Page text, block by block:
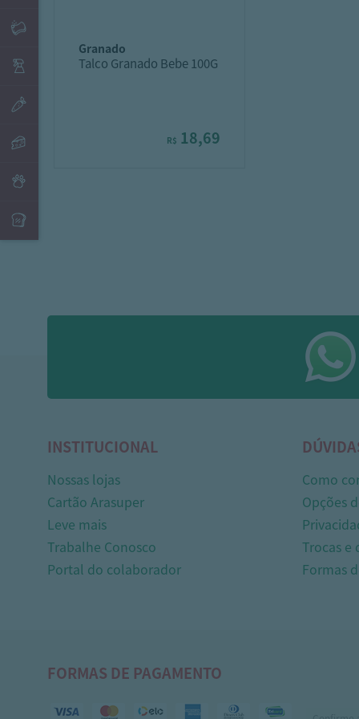
granado
Talco Granado Bebe 100G
R$ 18,69
INSTITUCIONAL
Nossas lojas
Cartão Arasuper
Leve mais
Trabalhe Conosco
Portal do colaborador
Como
Opções
Trocas e
Formas
FORMAS DE PAGAMENTO